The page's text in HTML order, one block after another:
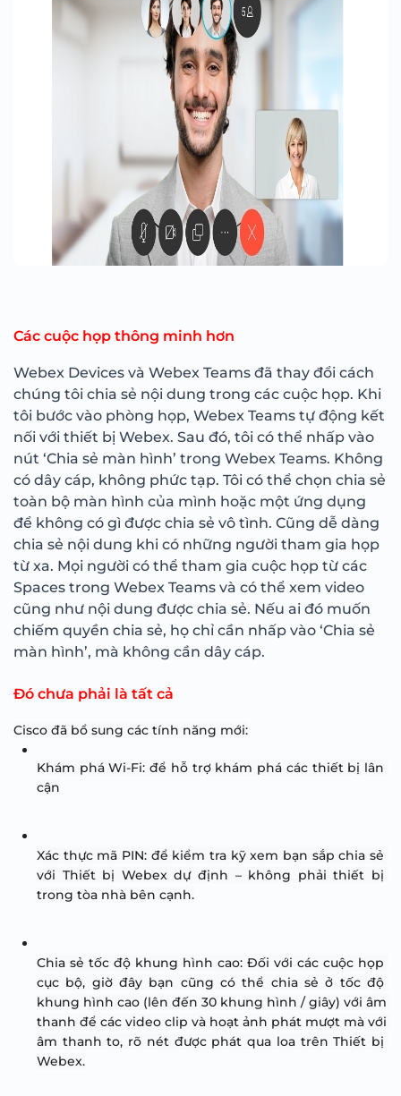
Các cuộc họp thông minh hơn
Webex Devices và Webex Teams đã thay đổi cách
chúng tôi chia sẻ nội dung trong các cuộc họp. Khi
tôi bước vào phòng họp, Webex Teams tự động kết
nối với thiết bị Webex. Sau đó, tôi có thể nhấp vào
nút ‘Chia sẻ màn hình’ trong Webex Teams. Không
có dây cáp, không phức tạp. Tôi có thể chọn chia sẻ
toàn bộ màn hình của mình hoặc một ứng dụng
để không có gì được chia sẻ vô tình. Cũng dễ dàng
chia sẻ nội dung khi có những người tham gia họp
từ xa. Mọi người có thể tham gia cuộc họp từ các
Spaces trong Webex Teams và có thể xem video
cũng như nội dung được chia sẻ. Nếu ai đó muốn
chiếm quyền chia sẻ, họ chỉ cần nhấp vào ‘Chia sẻ
màn hình’, mà không cần dây cáp.
Đó chưa phải là tất cả
Cisco đã bổ sung các tính năng mới:
Khám phá Wi-Fi: để hỗ trợ khám phá các thiết bị lân
cận
Xác thực mã PIN: để kiểm tra kỹ xem bạn sắp chia sẻ
với Thiết bị Webex dự định – không phải thiết bị
trong tòa nhà bên cạnh.
Chia sẻ tốc độ khung hình cao: Đối với các cuộc họp
cục bộ, giờ đây bạn cũng có thể chia sẻ ở tốc độ
khung hình cao (lên đến 30 khung hình / giây) với âm
thanh để các video clip và hoạt ảnh phát mượt mà với
âm thanh to, rõ nét được phát qua loa trên Thiết bị
Webex.